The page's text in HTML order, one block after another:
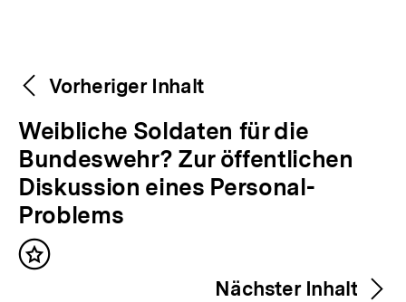
Weitere
Inhalte
Content-
Navigation
Vorheriger Inhalt
V
o
r
h
e
r
Weibliche Soldaten für die
Bundeswehr? Zur öffentlichen
Diskussion eines Personal-
Problems
Inhalt
Nächster Inhalt